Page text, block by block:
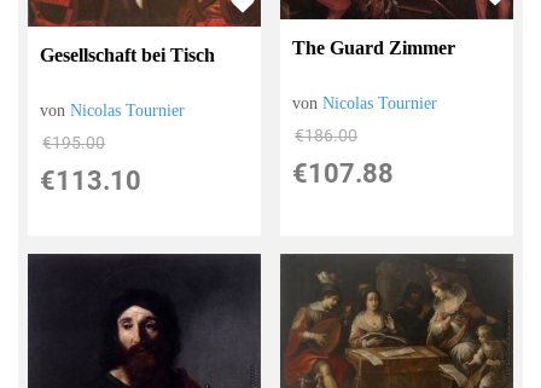
Gesellschaft bei Tisch
vonNicolas Tournier
€195.00
€113.10
The Guard Zimmer
vonNicolas Tournier
€186.00
€107.88